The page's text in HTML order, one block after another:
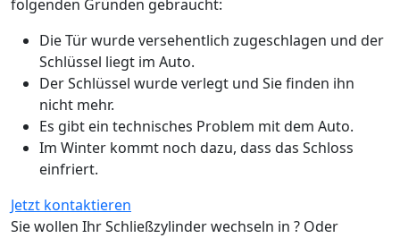
folgenden Gründen gebraucht:
Die Tür wurde versehentlich zugeschlagen und der
Schlüssel liegt im Auto.
Der Schlüssel wurde verlegt und Sie finden ihn
nicht mehr.
Es gibt ein technisches Problem mit dem Auto.
Im Winter kommt noch dazu, dass das Schloss
einfriert.
Jetzt kontaktieren
Sie wollen Ihr Schließzylinder wechseln in ? Oder